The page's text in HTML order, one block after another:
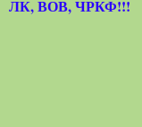
ЛК, ВОВ, ЧРКФ!!!